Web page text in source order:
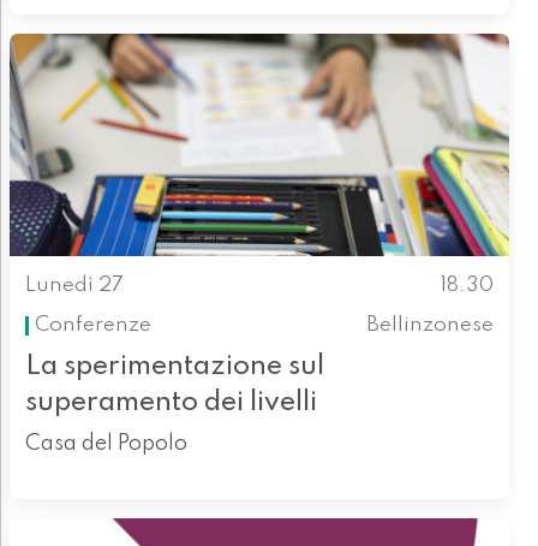
Lunedì 27
18.30
Conferenze
Bellinzonese
La sperimentazione sul
superamento dei livelli
Casa del Popolo